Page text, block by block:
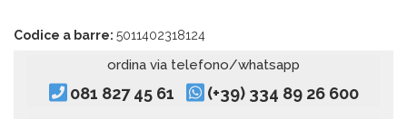
Codice a barre: 5011402318124
ordina via telefono/whatsapp
081 827 45 61 (+39) 334 89 26 600